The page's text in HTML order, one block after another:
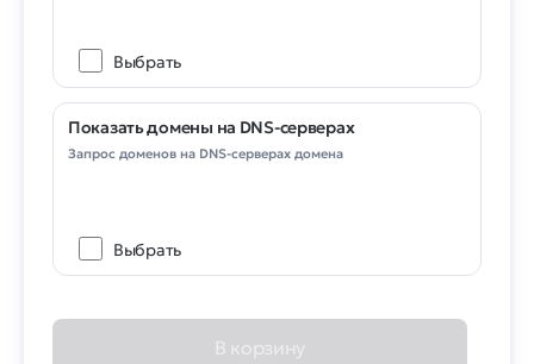
Выбрать
Показать домены на DNS-серверах
Запрос доменов на DNS-серверах домена
Выбрать
В корзину